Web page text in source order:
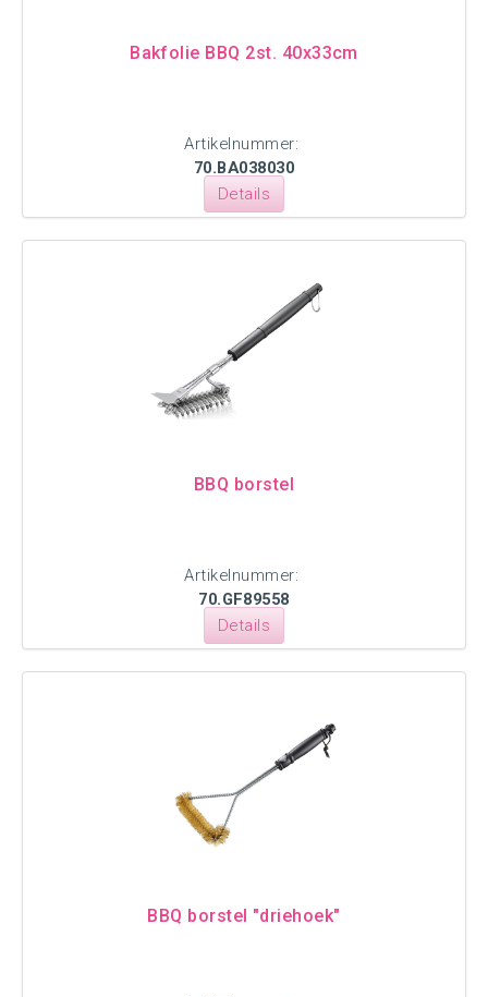
Bakfolie BBQ 2st. 40x33cm
Artikelnummer:
70.BA038030
Details
BBQ borstel
Artikelnummer:
70.GF89558
Details
BBQ borstel "driehoek"